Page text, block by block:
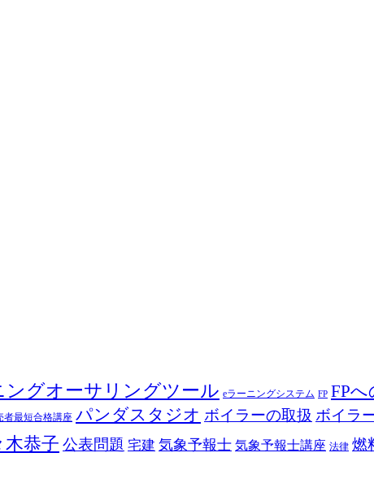
ングオーサリングツール eラーニングシステム FP FPへ
者最短合格講座 パンダスタジオ ボイラーの取扱 ボイラ
木恭子 公表問題 宅建 気象予報士 気象予報士講座 法律 燃